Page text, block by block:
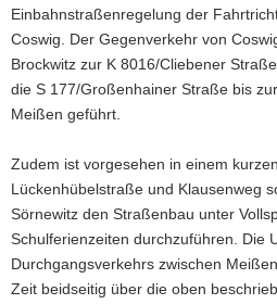
Einbahnstraßenregelung der
Coswig. Der Gegenverkehr von
Brockwitz zur K 8016/Cliebener
die S 177/Großenhainer Straße bis
Meißen geführt.
Zudem ist vorgesehen in einem
Lückenhübelstraße und Klausenweg
Sörnewitz den Straßenbau unter
Schulferienzeiten durchzuführen. Die
Durchgangsverkehrs zwischen
Zeit beidseitig über die oben